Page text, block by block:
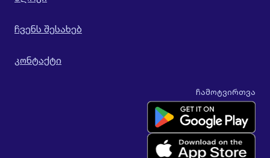
ჩვენს შესახებ
კონტაქტი
ჩამოტვირთვა